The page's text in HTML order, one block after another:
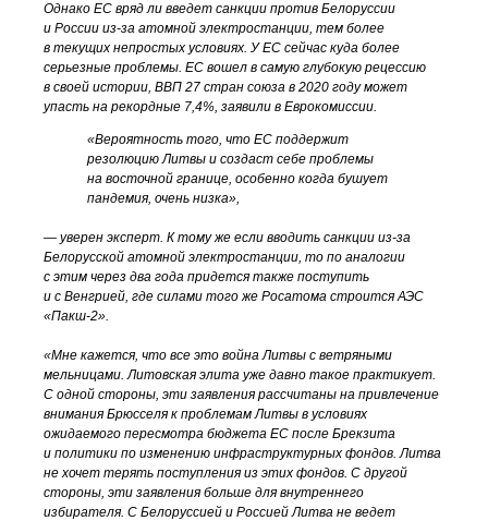
Однако ЕС вряд ли введет санкции против Белоруссии
и России из-за атомной электростанции, тем более
в текущих непростых условиях. У ЕС сейчас куда более
серьезные проблемы. ЕС вошел в самую глубокую рецессию
в своей истории, ВВП 27 стран союза в 2020 году может
упасть на рекордные 7,4%, заявили в Еврокомиссии.
«Вероятность того, что ЕС поддержит
резолюцию Литвы и создаст себе проблемы
на восточной границе, особенно когда бушует
пандемия, очень низка»,
— уверен эксперт. К тому же если вводить санкции из-за
Белорусской атомной электростанции, то по аналогии
с этим через два года придется также поступить
и с Венгрией, где силами того же Росатома строится АЭС
«Пакш-2».
«Мне кажется, что все это война Литвы с ветряными
мельницами. Литовская элита уже давно такое практикует.
С одной стороны, эти заявления рассчитаны на привлечение
внимания Брюсселя к проблемам Литвы в условиях
ожидаемого пересмотра бюджета ЕС после Брекзита
и политики по изменению инфраструктурных фондов. Литва
не хочет терять поступления из этих фондов. С другой
стороны, эти заявления больше для внутреннего
избирателя. С Белоруссией и Россией Литва не ведет